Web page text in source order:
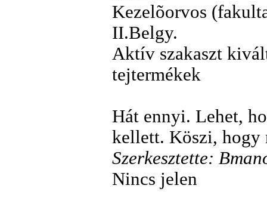
Kezelõorvos
II.Belgy.
Aktív szakaszt
tejtermékek
Hát ennyi. Lehet,
kellett. Köszi,
Szerkesztette:
Nincs jelen